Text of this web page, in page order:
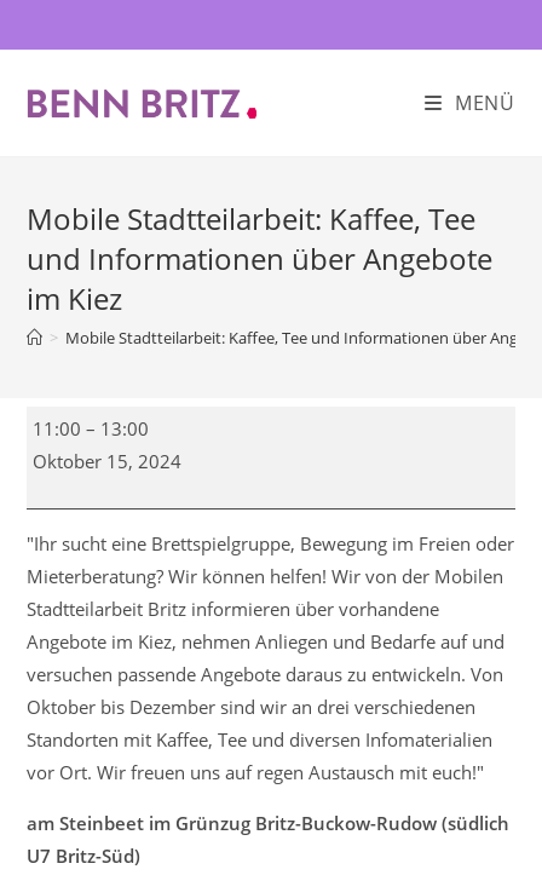
Inhalt
MENÜ
Mobile Stadtteilarbeit: Kaffee, Tee
und Informationen über Angebote
im Kiez
> Mobile Stadtteilarbeit: Kaffee, Tee und Informationen über
Mobile
Stadtteilarbeit:
Tee
und
Informationen
über
Angebote
11:00 – 13:00
Oktober 15, 2024
"Ihr sucht eine Brettspielgruppe, Bewegung im Freien oder
Mieterberatung? Wir können helfen! Wir von der Mobilen
Stadtteilarbeit Britz informieren über vorhandene
Angebote im Kiez, nehmen Anliegen und Bedarfe auf und
versuchen passende Angebote daraus zu entwickeln. Von
Oktober bis Dezember sind wir an drei verschiedenen
Standorten mit Kaffee, Tee und diversen Infomaterialien
vor Ort. Wir freuen uns auf regen Austausch mit euch!"
am Steinbeet im Grünzug Britz-Buckow-Rudow (südlich
U7 Britz-Süd)